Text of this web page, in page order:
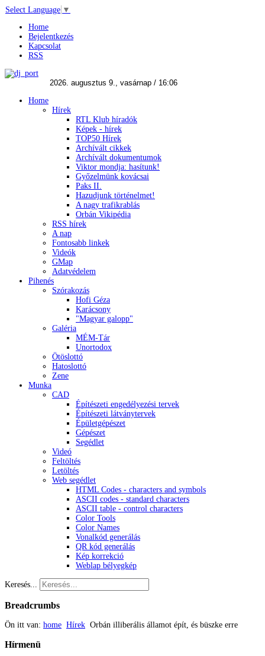
Select Language ▼
Home
Bejelentkezés
Kapcsolat
RSS
Home
Hírek
RTL Klub híradók
Képek - hírek
TOP50 Hírek
Archívált cikkek
Archívált dokumentumok
Viktor mondja: hasítunk!
Győzelmünk kovácsai
Paks II.
Hazudjunk történelmet!
A nagy trafikrablás
Orbán Vikipédia
RSS hírek
A nap
Fontosabb linkek
Videók
GMap
Adatvédelem
Pihenés
Szórakozás
Hofi Géza
Karácsony
"Magyar galopp"
Galéria
MÉM-Tár
Unortodox
Ötöslottó
Hatoslottó
Zene
Munka
CAD
Építészeti engedélyezési tervek
Építészeti látványtervek
Épületgépészet
Gépészet
Segédlet
Videó
Feltöltés
Letöltés
Web segédlet
HTML Codes - characters and symbols
ASCII codes - standard characters
ASCII table - control characters
Color Tools
Color Names
Vonalkód generálás
QR kód generálás
Kép korrekció
Weblap bélyegkép
Keresés...
Breadcrumbs
Ön itt van: home Hírek Orbán illiberális államot épít, és büszke erre
Hírmenü